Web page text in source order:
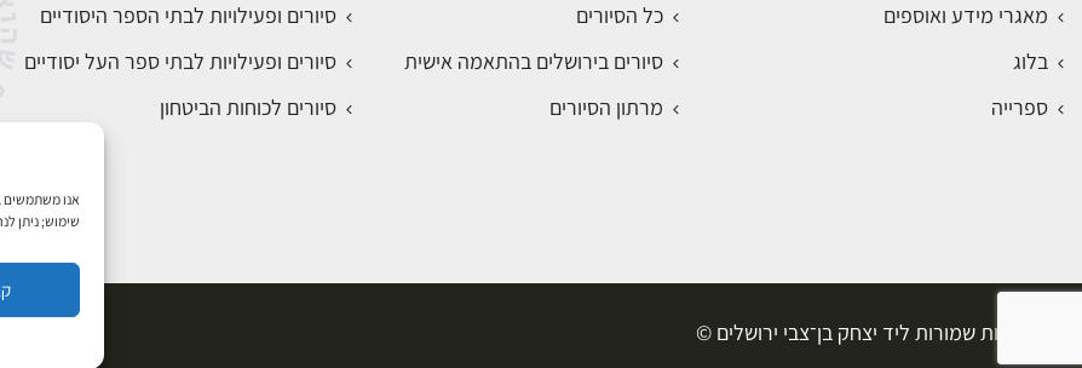
שימוש; ניתן
מאגרי מידע ואוספים
בלוג
ספרייה
כל הסיורים
סיורים בירושלים בהתאמה אישית
מרתון הסיורים
סיורים ופעילויות לבתי הספר היסודיים
סיורים ופעילויות לבתי ספר העל יסודיים
סיורים לכוחות הביטחון
כל הזכויות שמורות ליד יצחק בן־צבי ירושלים ©